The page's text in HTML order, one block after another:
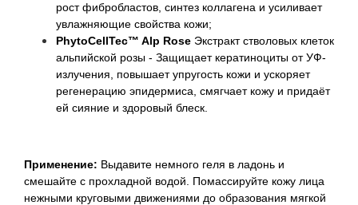
рост фибробластов, синтез коллагена и усиливает
увлажняющие свойства кожи;
PhytoCellTec™ Alp Rose Экстракт стволовых клеток
альпийской розы - Защищает кератиноциты от УФ-
излучения, повышает упругость кожи и ускоряет
регенерацию эпидермиса, смягчает кожу и придаёт
ей сияние и здоровый блеск.
Применение: Выдавите немного геля в ладонь и
смешайте с прохладной водой. Помассируйте кожу лица
нежными круговыми движениями до образования мягкой